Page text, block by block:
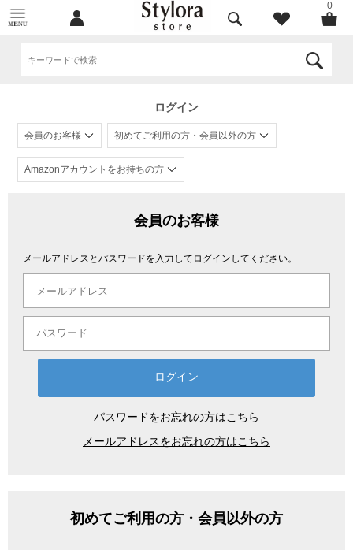
0
ログイン
会員のお客様 初めてご利用の方・会員以外の方
Amazonアカウントをお持ちの方
会員のお客様
メールアドレスとパスワードを入力してログインしてください。
パスワードをお忘れの方はこちら
メールアドレスをお忘れの方はこちら
初めてご利用の方・会員以外の方